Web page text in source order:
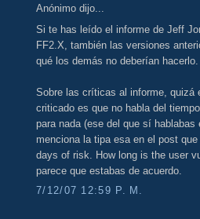
Anónimo dijo...
Si te has leído el informe de Jeff
FF2.X, también las versiones
qué los demás no deberían hacerlo.
Sobre las críticas al informe, quizá
criticado es que no habla del
para nada (ese del que sí
menciona la tipa esa en el post
days of risk. How long is the user
parece que estabas de acuerdo.
7/12/07 12:59 P. M.